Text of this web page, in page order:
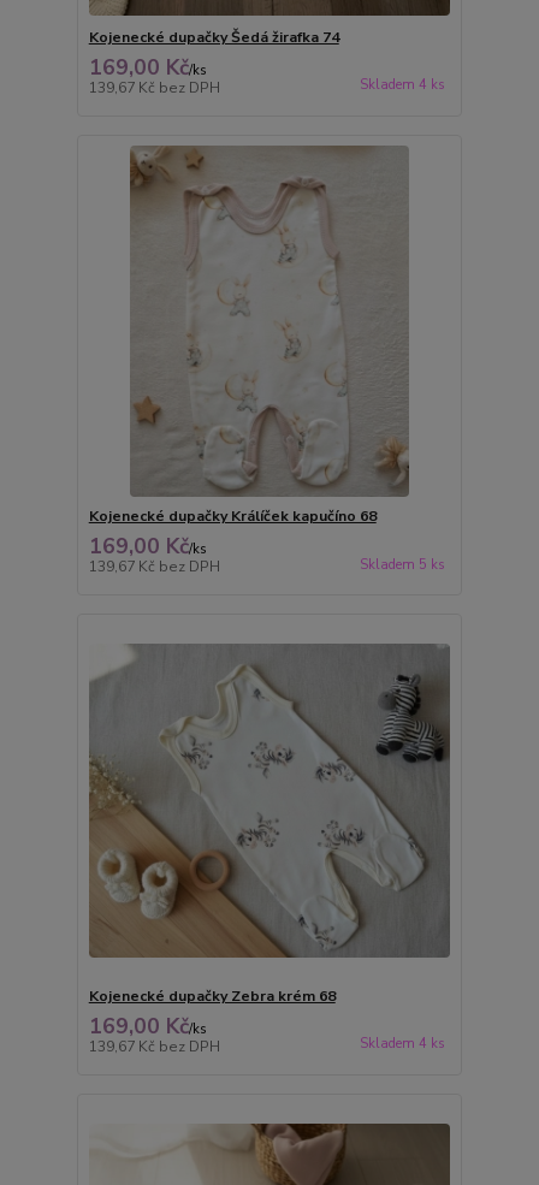
Kojenecké dupačky Šedá žirafka 74
169,00 Kč/ks
139,67 Kč bez DPH Skladem 4 ks
Kojenecké dupačky Králíček kapučíno 68
169,00 Kč/ks
139,67 Kč bez DPH Skladem 5 ks
Kojenecké dupačky Zebra krém 68
169,00 Kč/ks
139,67 Kč bez DPH Skladem 4 ks